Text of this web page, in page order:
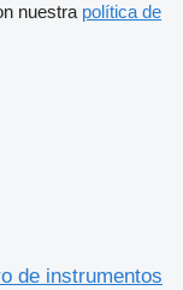
nuestra política de
de instrumentos